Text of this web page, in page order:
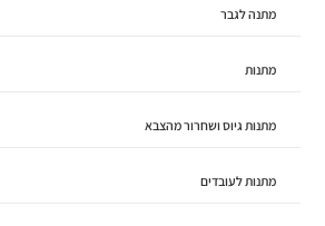
מתנה לגבר
מתנות
מתנות גיוס ושחרור מהצבא
מתנות לעובדים